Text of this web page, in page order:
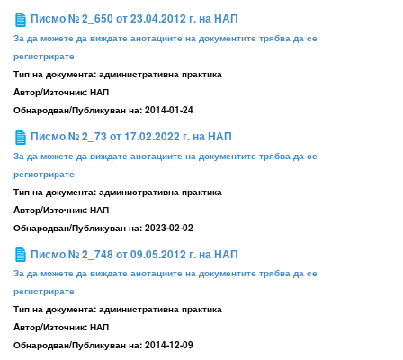
Писмо № 2_650 от 23.04.2012 г. на НАП
За да можете да виждате анотациите на документите трябва да се
регистрирате
Тип на документа: административна практика
Aвтор/Източник: НАП
Обнародван/Публикуван на: 2014-01-24
Писмо № 2_73 от 17.02.2022 г. на НАП
За да можете да виждате анотациите на документите трябва да се
регистрирате
Тип на документа: административна практика
Aвтор/Източник: НАП
Обнародван/Публикуван на: 2023-02-02
Писмо № 2_748 от 09.05.2012 г. на НАП
За да можете да виждате анотациите на документите трябва да се
регистрирате
Тип на документа: административна практика
Aвтор/Източник: НАП
Обнародван/Публикуван на: 2014-12-09